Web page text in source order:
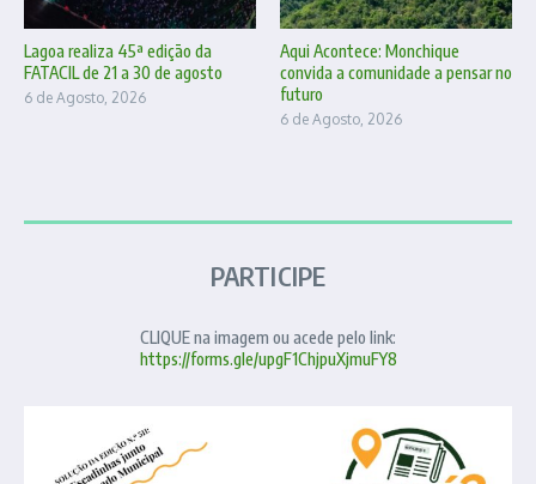
Lagoa realiza 45ª edição da
FATACIL de 21 a 30 de agosto
6 de Agosto, 2026
Aqui Acontece: Monchique
convida a comunidade a pensar no
futuro
6 de Agosto, 2026
PARTICIPE
CLIQUE na imagem ou acede pelo link:
https://forms.gle/upgF1ChjpuXjmuFY8